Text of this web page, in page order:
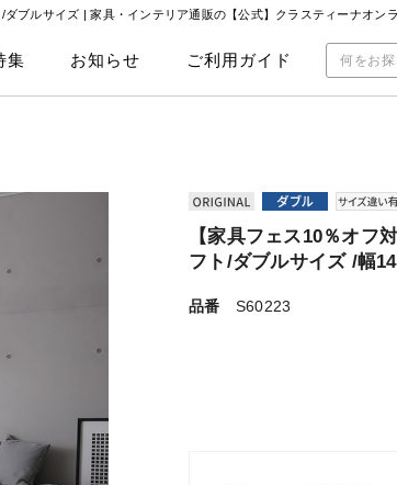
ブルサイズ | 家具・インテリア通販の【公式】クラスティーナオン
集 お知らせ ご利用ガイド
【家具フェス10％オフ
フト/ダブルサイズ /幅
品番 S60223